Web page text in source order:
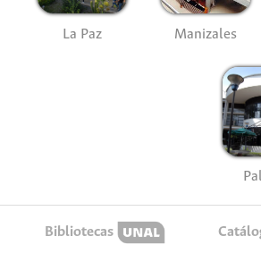
La Paz Manizales
Bibliotecas